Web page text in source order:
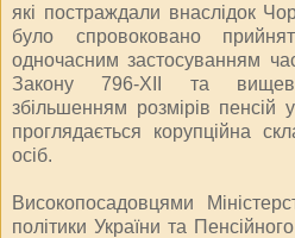
які постраждали внаслідок
було спровоковано
одночасним застосуванням
Закону 796-ХІІ та
збільшенням розмірів
проглядається корупційна
осіб.
Високопосадовцями
політики України та